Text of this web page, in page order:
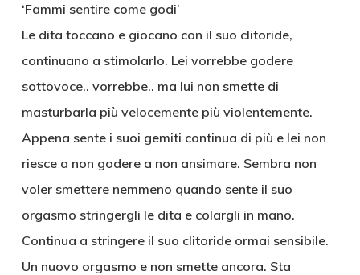
‘Fammi sentire come godi’
Le dita toccano e giocano con il suo clitoride,
continuano a stimolarlo. Lei vorrebbe godere
sottovoce.. vorrebbe.. ma lui non smette di
masturbarla più velocemente più violentemente.
Appena sente i suoi gemiti continua di più e lei non
riesce a non godere a non ansimare. Sembra non
voler smettere nemmeno quando sente il suo
orgasmo stringergli le dita e colargli in mano.
Continua a stringere il suo clitoride ormai sensibile.
Un nuovo orgasmo e non smette ancora. Sta